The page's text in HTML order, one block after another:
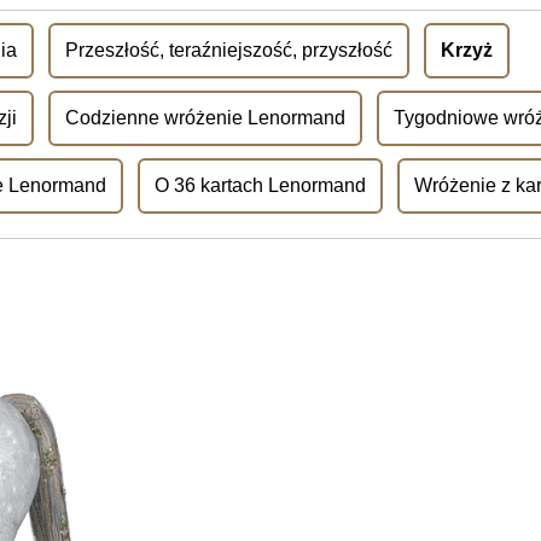
Przeszłość, teraźniejszość, przyszłość Krzyż
Codzienne wróżenie Lenormand Tygodniowe
Lenormand O 36 kartach Lenormand Wróżenie z